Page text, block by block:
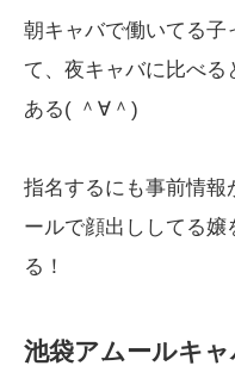
朝キャバで働いてる子
て、夜キャバに比べる
ある( ＾∀＾)
指名するにも事前情報
ールで顔出ししてる嬢
る！
池袋アムールキ